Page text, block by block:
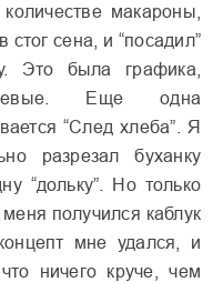
макароны,
сена, и “посадил”
Это была графика,
Еще одна
“След хлеба”. Я
разрезал буханку
“дольку”. Но только
получился каблук
мне удался, и
ничего круче, чем